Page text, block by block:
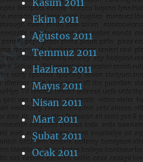
Ekim 2011
Ağustos 2011
Temmuz 2011
Haziran 2011
Mayıs 2011
Nisan 2011
Mart 2011
Şubat 2011
Ocak 2011